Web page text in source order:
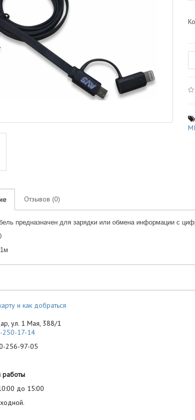
Отзывов (0)
предназначен для зарядки или обмена информации с
и как добраться
ул. 1 Мая, 388/1
250-17-14
97-05
до 15:00